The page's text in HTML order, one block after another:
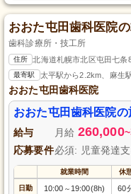
おおた屯田歯科医院
歯科診療所・技工所
住所 北海道札幌市北区屯田七
最寄駅 太平駅から2.2km、麻生
おおた屯田歯科医院
おおた屯田歯科医院
給与 月給 260,000~
応募要件必須: 児童発達
就業時間 休
日勤 10:00 ～ 19:00(8h) 60